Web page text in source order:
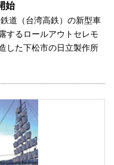
始
道（台湾高鉄）の新型車
するロールアウトセレモ
した下松市の日立製作所